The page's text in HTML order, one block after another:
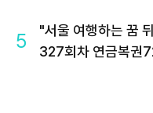
5
"서울 여행하는 꿈
327회차 연금복권